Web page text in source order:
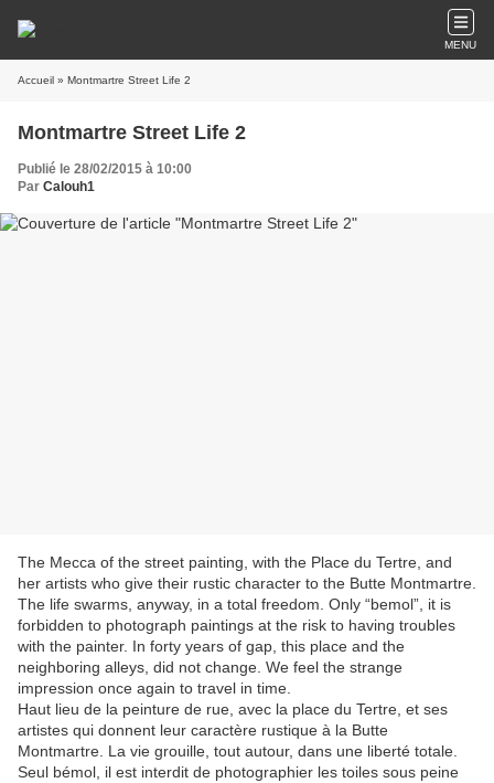
MENU
Accueil » Montmartre Street Life 2
Montmartre Street Life 2
Publié le 28/02/2015 à 10:00
Par Calouh1
The Mecca of the street painting, with the Place du Tertre, and
her artists who give their rustic character to the Butte Montmartre.
The life swarms, anyway, in a total freedom. Only “bemol”, it is
forbidden to photograph paintings at the risk to having troubles
with the painter. In forty years of gap, this place and the
neighboring alleys, did not change. We feel the strange
impression once again to travel in time.
Haut lieu de la peinture de rue, avec la place du Tertre, et ses
artistes qui donnent leur caractère rustique à la Butte
Montmartre. La vie grouille, tout autour, dans une liberté totale.
Seul bémol, il est interdit de photographier les toiles sous peine